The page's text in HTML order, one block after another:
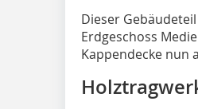
Dieser
Erdgeschoss
Kappendecke nun